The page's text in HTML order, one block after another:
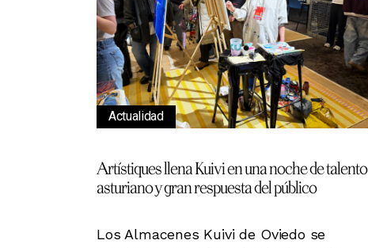
Actualidad
Artístiques llena Kuivi en una noche de talento
asturiano y gran respuesta del público
Los Almacenes Kuivi de Oviedo se